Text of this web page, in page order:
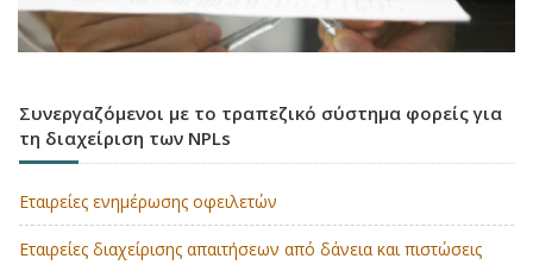
Συνεργαζόμενοι με το τραπεζικό σύστημα φορείς για
τη διαχείριση των NPLs
Εταιρείες ενημέρωσης οφειλετών
Εταιρείες διαχείρισης απαιτήσεων από δάνεια και πιστώσεις